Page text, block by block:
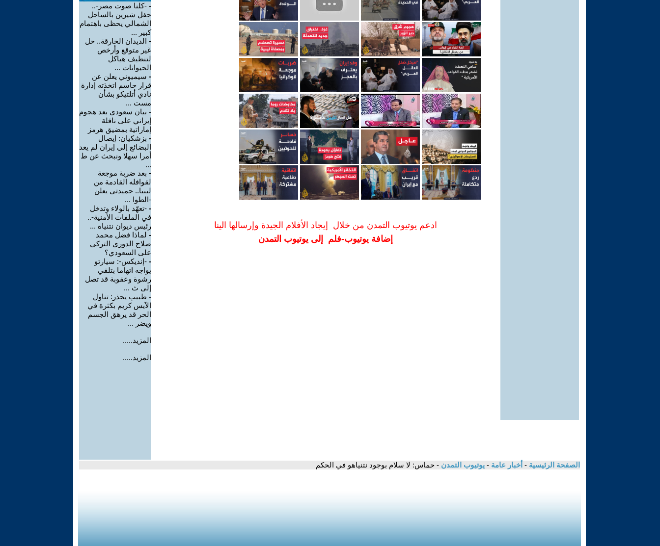
ادعم يوتيوب التمدن من خلال إيجاد الأفلام الجيدة وإرسالها الينا
إضافة يوتيوب-فلم إلى يوتيوب التمدن
- -كلنا صوت مصر-..
حفل شيرين بالساحل
الشمالي يحظى باهتمام
كبير ...
- الديدان الخارقة.. حل
غير متوقع وأرخص
لتنظيف هياكل
الحيوانات ...
- سيميوني يعلن عن
قرار حاسم اتخذته إدارة
نادي أتلتيكو بشأن
مست ...
- بيان سعودي بعد هجوم
إيراني على ناقلة
إماراتية بمضيق هرمز
- بزشكيان: إيصال
البضائع إلى إيران لم يعد
أمرا سهلا ونبحث عن ط
...
- بعد ضربة موجعة
لقوافله القادمة من
ليبيا.. حميدتي يعلن
-الطوا ...
- -تعهّد بالولاء وتدخل
في الملفات الأمنية-..
رئيس ديوان نتنياه ...
- لماذا فضل محمد
صلاح الدوري التركي
على السعودي؟
- -إنديكس-: سيارتو
يواجه اتهاما بتلقي
رشوة وعقوبة قد تصل
إلى ث ...
- طبيب يحذر: تناول
الآيس كريم بكثرة في
الحر قد يرهق الجسم
ويضر ...
المزيد.....
المزيد.....
الصفحة الرئيسية - أخبار عامة - يوتيوب التمدن - حماس: لا سلام بوجود نتنياهو في الحكم